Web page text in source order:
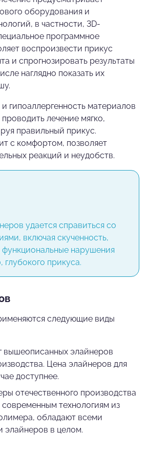
оборудования и
в частности, 3D-
программное
воспроизвести прикус
и спрогнозировать результаты
наглядно показать их
гипоаллергенность материалов
лечение мягко,
правильный прикус.
с комфортом, позволяет
реакций и неудобств.
удается справиться со
включая скученность,
нарушения
глубокого прикуса.
следующие виды
вышеописанных элайнеров
Цена элайнеров для
доступнее.
отечественного производства
современным технологиям из
обладают всеми
элайнеров в целом.